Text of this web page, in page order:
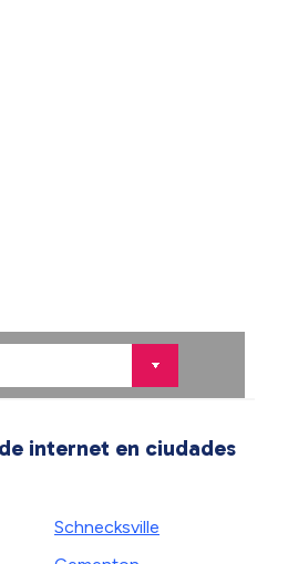
internet en ciudades
Schnecksville